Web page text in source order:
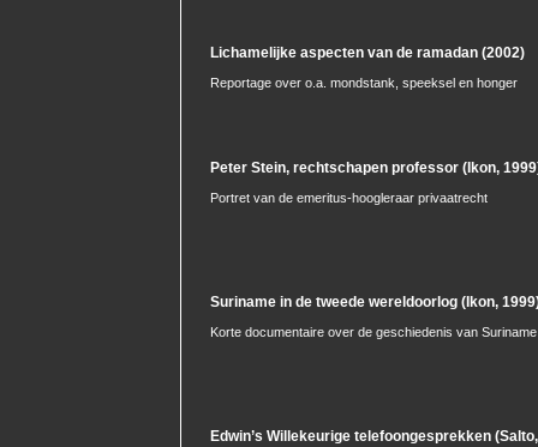
Lichamelijke aspecten van de ramadan (2002)
Reportage over o.a. mondstank, speeksel en honger
Peter Stein, rechtschapen professor (Ikon,
Portret van de emeritus-hoogleraar privaatrecht
Suriname in de tweede wereldoorlog (Ikon,
Korte documentaire over de geschiedenis van
Edwin’s Willekeurige telefoongesprekken